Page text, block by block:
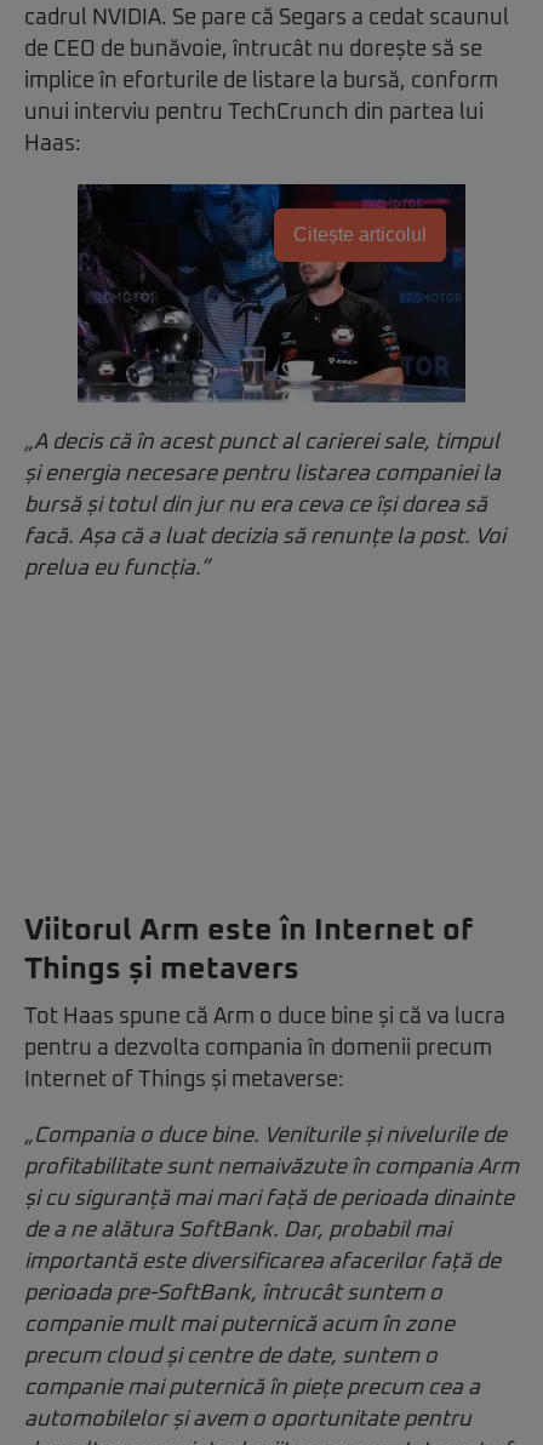
cadrul NVIDIA. Se pare că Segars a cedat scaunul
de CEO de bunăvoie, întrucât nu dorește să se
implice în eforturile de listare la bursă, conform
unui interviu pentru TechCrunch din partea lui
Haas:
Citește articolul
„A decis că în acest punct al carierei sale, timpul
și energia necesare pentru listarea companiei la
bursă și totul din jur nu era ceva ce își dorea să
facă. Așa că a luat decizia să renunțe la post. Voi
prelua eu funcția.”
Viitorul Arm este în Internet of
Things și metavers
Tot Haas spune că Arm o duce bine și că va lucra
pentru a dezvolta compania în domenii precum
Internet of Things și metaverse:
„Compania o duce bine. Veniturile și nivelurile de
profitabilitate sunt nemaivăzute în compania Arm
și cu siguranță mai mari față de perioada dinainte
de a ne alătura SoftBank. Dar, probabil mai
importantă este diversificarea afacerilor față de
perioada pre-SoftBank, întrucât suntem o
companie mult mai puternică acum în zone
precum cloud și centre de date, suntem o
companie mai puternică în piețe precum cea a
automobilelor și avem o oportunitate pentru